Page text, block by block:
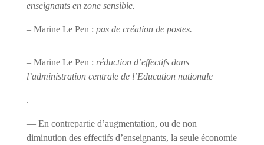
enseignants en zone sensible.
– Marine Le Pen : pas de création de postes.
– Marine Le Pen : réduction d’effectifs dans
l’administration centrale de l’Education nationale
.
— En contrepartie d’augmentation, ou de non
diminution des effectifs d’enseignants, la seule économie